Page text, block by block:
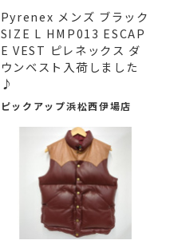
Pyrenex メンズ ブラック
SIZE L HMP013 ESCAP
E VEST ピレネックス ダ
ウンベスト入荷しました
♪
ピックアップ浜松西伊場店